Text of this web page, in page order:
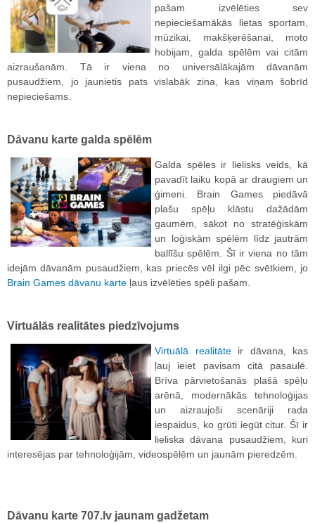
pašam izvēlēties sev
nepieciešamākās lietas sportam,
mūzikai, makšķerēšanai, moto
hobijam, galda spēlēm vai citām
aizraušanām. Tā ir viena no universālākajām dāvanām
pusaudžiem, jo jaunietis pats vislabāk zina, kas viņam šobrīd
nepieciešams.
Dāvanu karte galda spēlēm
Galda spēles ir lielisks veids, kā
pavadīt laiku kopā ar draugiem un
ģimeni. Brain Games piedāvā
plašu spēļu klāstu dažādām
gaumēm, sākot no stratēģiskām
un loģiskām spēlēm līdz jautrām
ballīšu spēlēm. Šī ir viena no tām
idejām dāvanām pusaudžiem, kas priecēs vēl ilgi pēc svētkiem, jo
Brain Games dāvanu karte ļaus izvēlēties spēli pašam.
Virtuālās realitātes piedzīvojums
Virtuālā realitāteir dāvana, kas
ļauj ieiet pavisam citā pasaulē.
Brīva pārvietošanās plašā spēļu
arēnā, modernākās tehnoloģijas
un aizraujoši scenāriji rada
iespaidus, ko grūti iegūt citur. Šī ir
lieliska dāvana pusaudžiem, kuri
interesējas par tehnoloģijām, videospēlēm un jaunām pieredzēm.
Dāvanu karte 707.lv jaunam gadžetam